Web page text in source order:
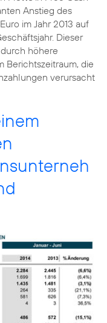
Anstieg des
im Jahr 2013 auf
Dieser
höhere
Berichtszeitraum, die
verursacht